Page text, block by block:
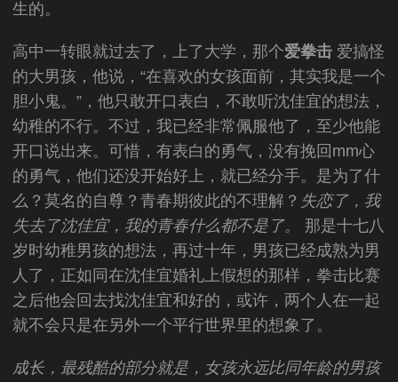
生的。
高中一转眼就过去了，上了大学，那个爱拳击 爱搞怪
的大男孩，他说，“在喜欢的女孩面前，其实我是一个
胆小鬼。”，他只敢开口表白，不敢听沈佳宜的想法，
幼稚的不行。不过，我已经非常佩服他了，至少他能
开口说出来。可惜，有表白的勇气，没有挽回mm心
的勇气，他们还没开始好上，就已经分手。是为了什
么？莫名的自尊？青春期彼此的不理解？ 失恋了，我
失去了沈佳宜，我的青春什么都不是了。
那是十七八
岁时幼稚男孩的想法，再过十年，男孩已经成熟为男
人了，正如同在沈佳宜婚礼上假想的那样，拳击比赛
之后他会回去找沈佳宜和好的，或许，两个人在一起
就不会只是在另外一个平行世界里的想象了。
成长，最残酷的部分就是，女孩永远比同年龄的男孩